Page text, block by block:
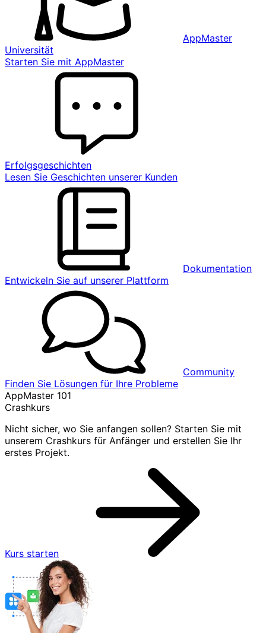
AppMaster
Universität
Starten Sie mit AppMaster
Erfolgsgeschichten
Lesen Sie Geschichten unserer Kunden
Dokumentation
Entwickeln Sie auf unserer Plattform
Community
Finden Sie Lösungen für Ihre Probleme
AppMaster 101
Crashkurs
Nicht sicher, wo Sie anfangen sollen? Starten Sie mit
unserem Crashkurs für Anfänger und erstellen Sie Ihr
erstes Projekt.
Kurs starten